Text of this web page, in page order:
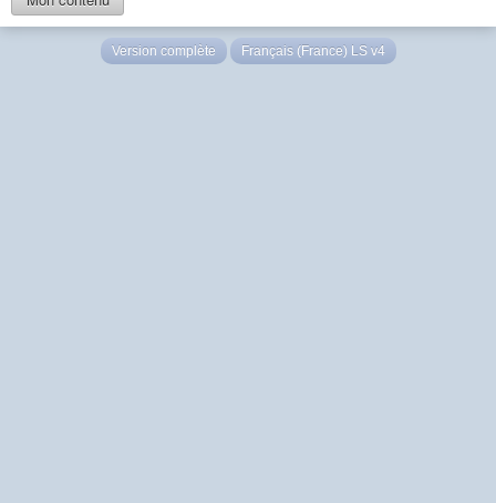
Version complète Français (France) LS v4